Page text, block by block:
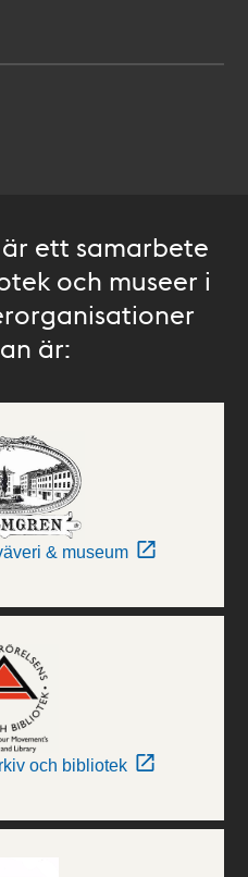
ett samarbete
och museer i
är:
& museum
och bibliotek